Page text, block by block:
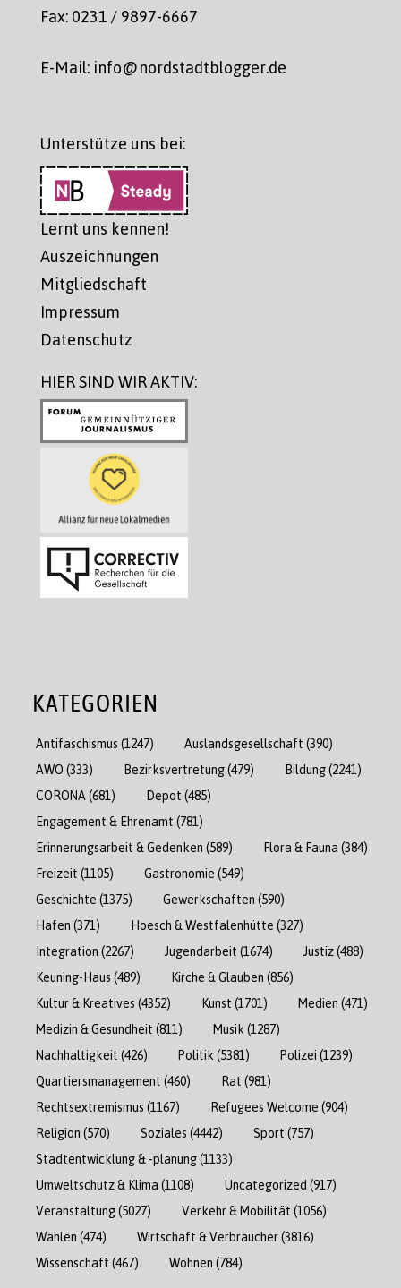
Fax: 0231 / 9897-6667
E-Mail: info@nordstadtblogger.de
Unterstütze uns bei:
Lernt uns kennen!
Auszeichnungen
Mitgliedschaft
Impressum
Datenschutz
HIER SIND WIR AKTIV:
KATEGORIEN
Antifaschismus (1247) Auslandsgesellschaft (390)
AWO (333) Bezirksvertretung(479) Bildung(2241)
CORONA (681) Depot (485)
Engagement & Ehrenamt (781)
Erinnerungsarbeit & Gedenken (589) Flora & Fauna (384)
Freizeit (1105) Gastronomie (549)
Geschichte (1375) Gewerkschaften (590)
Hafen (371) Hoesch & Westfalenhütte (327)
Integration (2267) Jugendarbeit (1674) Justiz(488)
Keuning-Haus (489) Kirche & Glauben (856)
Kultur & Kreatives (4352) Kunst (1701) Medien (471)
Medizin & Gesundheit (811) Musik (1287)
Nachhaltigkeit (426) Politik (5381) Polizei (1239)
Quartiersmanagement (460) Rat (981)
Rechtsextremismus (1167) Refugees Welcome (904)
Religion (570) Soziales (4442) Sport (757)
Stadtentwicklung & -planung(1133)
Umweltschutz & Klima (1108) Uncategorized (917)
Veranstaltung(5027) Verkehr & Mobilität (1056)
Wahlen (474) Wirtschaft & Verbraucher(3816)
Wissenschaft (467) Wohnen (784)